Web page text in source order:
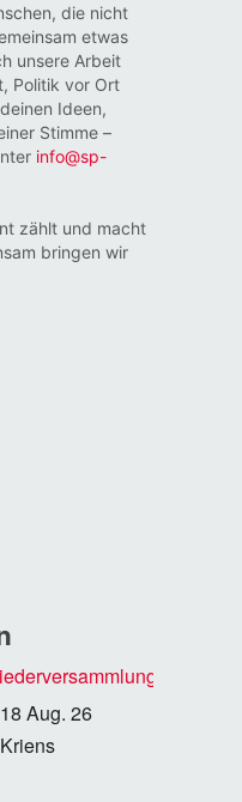
die nicht
etwas
unsere Arbeit
Politik vor Ort
Ideen,
Stimme –
info@sp-
zählt und macht
bringen wir
18 Aug. 26
Kriens